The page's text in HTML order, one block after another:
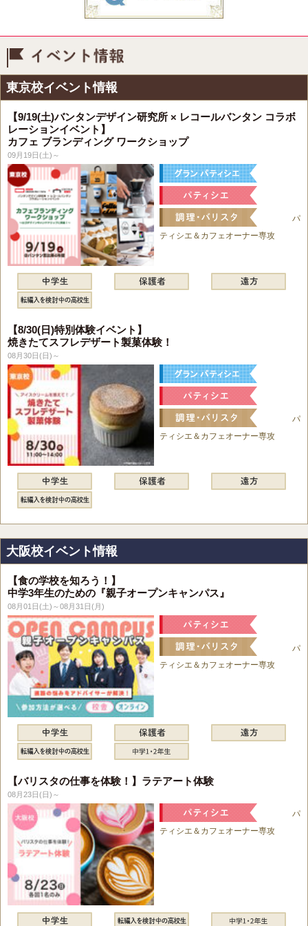
東京校イベント情報
【9/19(土)バンタンデザイン研究所 × レコールバンタン コラボ
レーションイベント】
カフェ ブランディング ワークショップ
09月19日(土)～
パ
ティシエ＆カフェオーナー専攻
【8/30(日)特別体験イベント】
焼きたてスフレデザート製菓体験！
08月30日(日)～
パ
ティシエ＆カフェオーナー専攻
大阪校イベント情報
【食の学校を知ろう！】
中学3年生のための『親子オープンキャンパス』
08月01日(土)～08月31日(月)
パ
ティシエ＆カフェオーナー専攻
【バリスタの仕事を体験！】ラテアート体験
08月23日(日)～
パ
ティシエ＆カフェオーナー専攻